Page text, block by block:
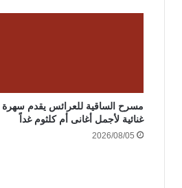
مسرح الساقية للعرائس يقدم سهرة
غنائية لأجمل أغانى أم كلثوم غداً
2026/08/05